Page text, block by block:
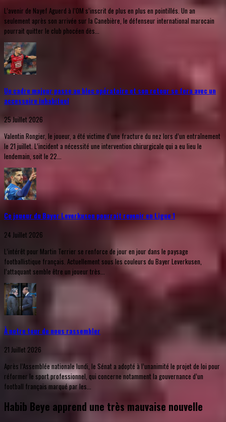
L’avenir de Nayef Aguerd à l’OM s’inscrit de plus en plus en pointillés. Un an
seulement après son arrivée sur la Canebière, le défenseur international marocain
pourrait quitter le club phocéen dès...
Un cadre majeur passe au bloc opératoire et son retour se fera avec un
accessoire inhabituel
25 Juillet 2026
Valentin Rongier, le joueur, a été victime d’une fracture du nez lors d’un entraînement
le 21 juillet. L’incident a nécessité une intervention chirurgicale qui a eu lieu le
lendemain, soit le 22...
Ce joueur du Bayer Leverkusen pourrait revenir en Ligue 1
24 Juillet 2026
L’intérêt pour Martin Terrier se renforce de jour en jour dans le paysage
footballistique français. Actuellement sous les couleurs du Bayer Leverkusen,
l’attaquant semble être un joueur très...
À notre tour de nous rassembler
21 Juillet 2026
Après l’Assemblée nationale lundi, le Sénat a adopté à l’unanimité le projet de loi pour
réformer le sport professionnel, qui concerne notamment la gouvernance d’un
football français marqué par les...
Habib Beye apprend une très mauvaise nouvelle